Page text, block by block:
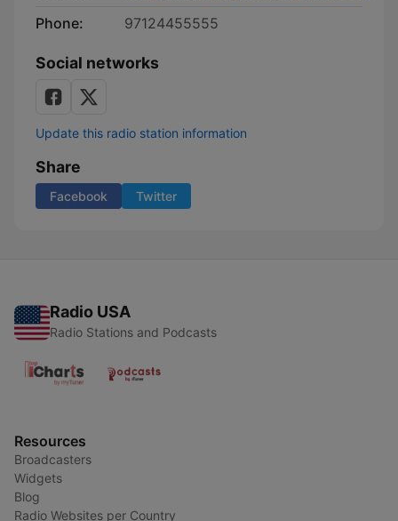
Phone:
97124455555
Social networks
Update this radio station information
Share
Facebook Twitter
Radio USA
Radio Stations and Podcasts
Resources
Broadcasters
Widgets
Blog
Radio Websites per Country